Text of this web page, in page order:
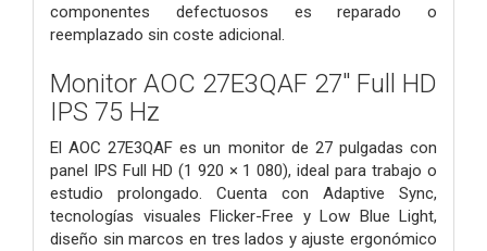
componentes defectuosos es reparado o
reemplazado sin coste adicional.
Monitor AOC 27E3QAF 27" Full HD
IPS 75 Hz
El AOC 27E3QAF es un monitor de 27 pulgadas con
panel IPS Full HD (1 920 × 1 080), ideal para trabajo o
estudio prolongado. Cuenta con Adaptive Sync,
tecnologías visuales Flicker-Free y Low Blue Light,
diseño sin marcos en tres lados y ajuste ergonómico